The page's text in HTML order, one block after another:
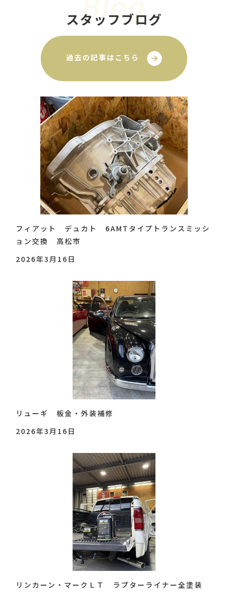
Blog
スタッフブログ
過去の記事はこちら
フィアット デュカト 6AMTタイプトランスミッシ
ョン交換 高松市
2026年3月16日
リューギ 板金・外装補修
2026年3月16日
リンカーン・マークＬＴ ラプターライナー全塗装